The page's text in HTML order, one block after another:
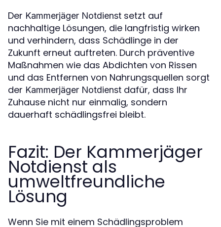
Der Kammerjäger Notdienst setzt auf
nachhaltige Lösungen, die langfristig wirken
und verhindern, dass Schädlinge in der
Zukunft erneut auftreten. Durch präventive
Maßnahmen wie das Abdichten von Rissen
und das Entfernen von Nahrungsquellen sorgt
der Kammerjäger Notdienst dafür, dass Ihr
Zuhause nicht nur einmalig, sondern
dauerhaft schädlingsfrei bleibt.
Fazit: Der Kammerjäger
Notdienst als
umweltfreundliche
Lösung
Wenn Sie mit einem Schädlingsproblem